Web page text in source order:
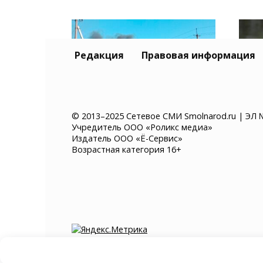
Склад Wildberries в
Самарской области
выгорел полностью
Редакция Правовая информация
© 2013–2025 Сетевое СМИ Smolnarod.ru | ЭЛ
Учредитель ООО «Роликс медиа»
Издатель ООО «Ё-Сервис»
Возрастная категория 16+